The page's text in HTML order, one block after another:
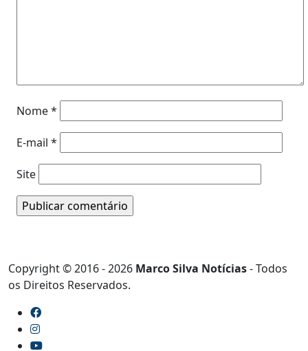
Nome*
E-mail *
Site
Copyright © 2016 - 2026 Marco Silva Notícias- Todos
os Direitos Reservados.